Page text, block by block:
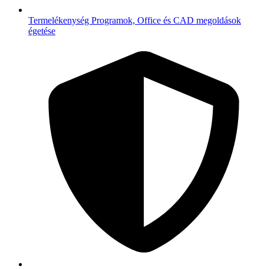
Termelékenység Programok, Office és CAD megoldások
égetése